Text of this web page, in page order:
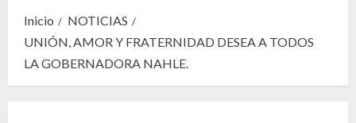
Inicio
NOTICIAS
UNIÓN, AMOR Y FRATERNIDAD DESEA A TODOS
LA GOBERNADORA NAHLE.